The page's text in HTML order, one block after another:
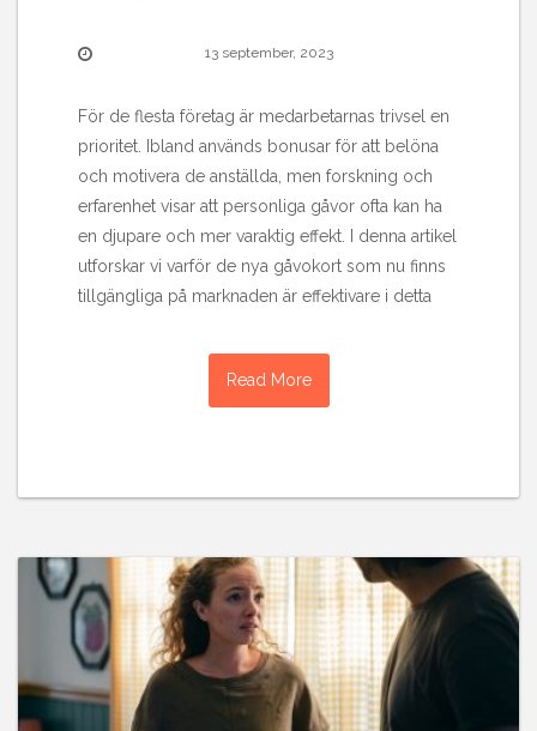
13 september, 2023
För de flesta företag är medarbetarnas trivsel en
prioritet. Ibland används bonusar för att belöna
och motivera de anställda, men forskning och
erfarenhet visar att personliga gåvor ofta kan ha
en djupare och mer varaktig effekt. I denna artikel
utforskar vi varför de nya gåvokort som nu finns
tillgängliga på marknaden är effektivare i detta
Read More